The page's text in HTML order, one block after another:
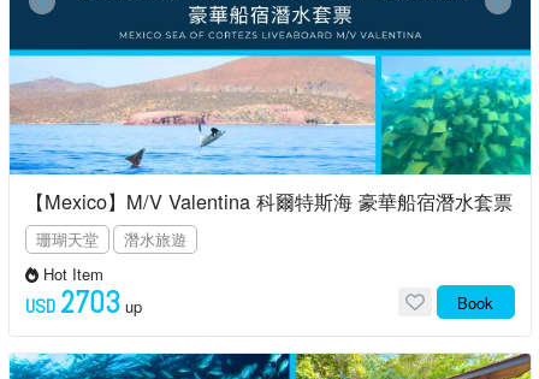
【Mexico】M/V Valentina 科爾特斯海 豪華船宿潛水套票
珊瑚天堂
潛水旅遊
Hot Item
USD 2703 up Book